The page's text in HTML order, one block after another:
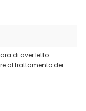
di aver letto
al trattamento dei